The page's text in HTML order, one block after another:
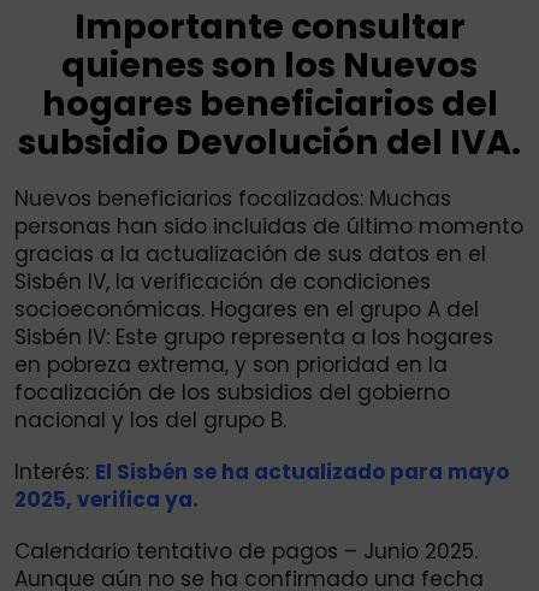
Importante consultar
quienes son los Nuevos
hogares beneficiarios del
subsidio Devolución del IVA.
Nuevos beneficiarios focalizados: Muchas
personas han sido incluidas de último momento
gracias a la actualización de sus datos en el
Sisbén IV, la verificación de condiciones
socioeconómicas. Hogares en el grupo A del
Sisbén IV: Este grupo representa a los hogares
en pobreza extrema, y son prioridad en la
focalización de los subsidios del gobierno
nacional y los del grupo B.
Interés: El Sisbén se ha actualizado para mayo
2025, verifica ya.
Calendario tentativo de pagos – Junio 2025.
Aunque aún no se ha confirmado una fecha